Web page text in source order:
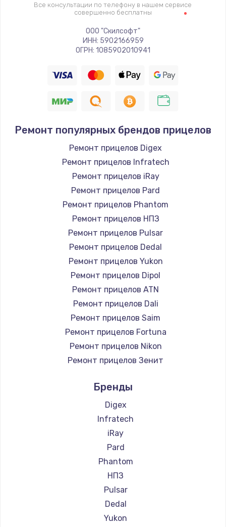
Все консультации по телефону в нашем сервисе
совершенно бесплатны
ООО "Скилсофт"
ИНН: 5902166959
ОГРН: 1085902010941
Ремонт популярных брендов прицелов
Ремонт прицелов Digex
Ремонт прицелов Infratech
Ремонт прицелов iRay
Ремонт прицелов Pard
Ремонт прицелов Phantom
Ремонт прицелов НПЗ
Ремонт прицелов Pulsar
Ремонт прицелов Dedal
Ремонт прицелов Yukon
Ремонт прицелов Dipol
Ремонт прицелов ATN
Ремонт прицелов Dali
Ремонт прицелов Saim
Ремонт прицелов Fortuna
Ремонт прицелов Nikon
Ремонт прицелов Зенит
Ремонт прицелов Artelv
Ремонт прицелов Hakko
Ремонт прицелов HALES
Ремонт прицелов Leica
Ремонт прицелов Vector Optics
Ремонт прицелов Carl Zeiss
Ремонт прицелов Zeiss
Ремонт прицелов AGM Global Vision
Ремонт прицелов Pilad
Ремонт прицелов Arkon
Бренды
Digex
Infratech
iRay
Pard
Phantom
НПЗ
Pulsar
Dedal
Yukon